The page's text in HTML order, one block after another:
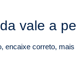
vale a
correto,